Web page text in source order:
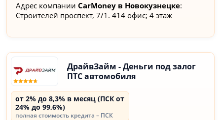
Адрес компанииCarMoney в Новокузнецке:
Строителей проспект, 7/1. 414 офис; 4 этаж
ДрайвЗайм - Деньги под залог
ПТС автомобиля
от 2% до 8,3% в месяц (ПСК от
24% до 99,6%)
полная стоимость кредита – ПСК